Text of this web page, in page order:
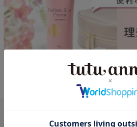
チュチュアンナのブラジャー
下着・靴下通販のチュチュアンナ